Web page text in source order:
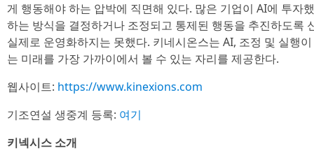
게 행동해야 하는 압박에 직면해 있다. 많은 기업이 AI에 투자
하는 방식을 결정하거나 조정되고 통제된 행동을 추진하도록
실제로 운영화하지는 못했다. 키네시온스는 AI, 조정 및 실행
는 미래를 가장 가까이에서 볼 수 있는 자리를 제공한다.
웹사이트: https://www.kinexions.com
기조연설 생중계 등록: 여기
키넥시스 소개